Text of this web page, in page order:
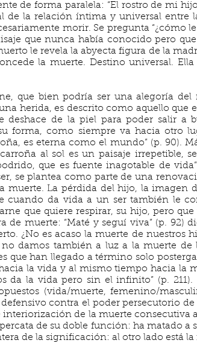
de forma paralela: “El rostro de mi
de la relación íntima y universal entre
morir. Se pregunta “¿cómo
que nunca había conocido pero
le revela la abyecta figura de la
la muerte. Destino universal.
que bien podría ser una alegoría
herida, es descrito como aquello que
deshace de la piel para poder salir a
forma, como siempre va hacia otro
es eterna como el mundo” (p. 90).
al sol es un paisaje irrepetible,
que es fuente inagotable de
se plantea como parte de una
muerte. La pérdida del hijo, la imagen
cuando da vida a un ser también le
que quiere respirar, su hijo, pero
de muerte: “Maté y seguí viva” (p. 92)
¿No es acaso la muerte de nuestros
no damos también a luz a la muerte
que han llegado a término solo
la vida y al mismo tiempo hacia la
da la vida pero sin el infinito” (p.
(vida/muerte, femenino/
contra el poder persecutorio
de la muerte consecutiva
de su doble función: ha matado a
de la significación: al otro lado está la